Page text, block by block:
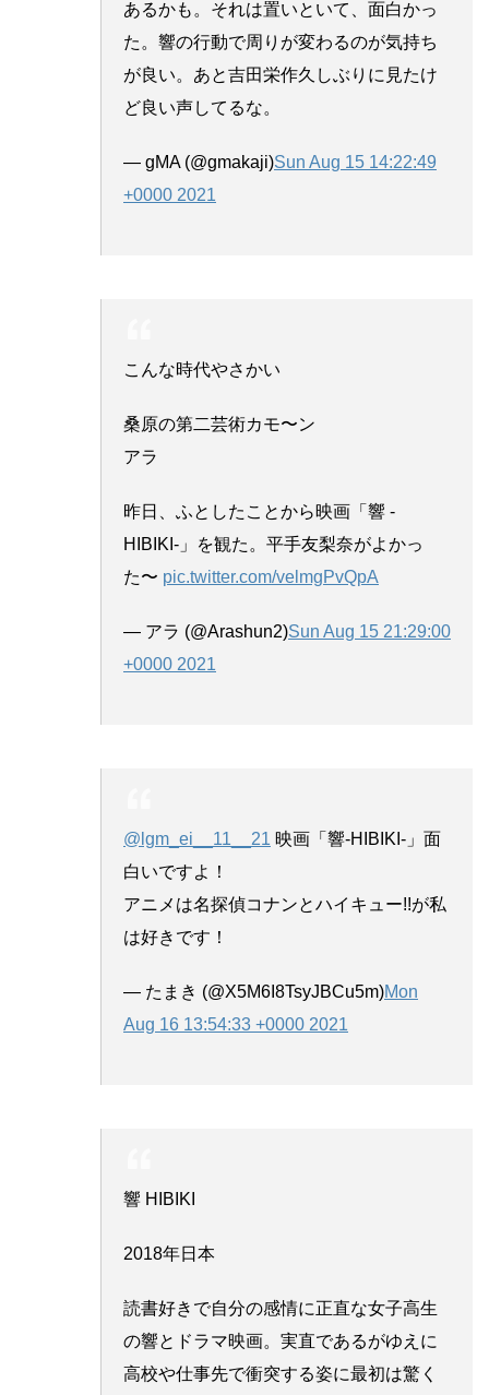
あるかも。それは置いといて、面白かっ
た。響の行動で周りが変わるのが気持ち
が良い。あと吉田栄作久しぶりに見たけ
ど良い声してるな。
— gMA (@gmakaji)Sun Aug 15 14:22:49
+0000 2021
こんな時代やさかい
桑原の第二芸術カモ〜ン
アラ
昨日、ふとしたことから映画「響 -
HIBIKI-」を観た。平手友梨奈がよかっ
た〜 pic.twitter.com/velmgPvQpA
— アラ (@Arashun2)Sun Aug 15 21:29:00
+0000 2021
@lgm_ei__11__21 映画「響-HIBIKI-」面
白いですよ！
アニメは名探偵コナンとハイキュー!!が私
は好きです！
— たまき (@X5M6I8TsyJBCu5m)Mon
Aug 16 13:54:33 +0000 2021
響 HIBIKI
2018年日本
読書好きで自分の感情に正直な女子高生
の響とドラマ映画。実直であるがゆえに
高校や仕事先で衝突する姿に最初は驚く